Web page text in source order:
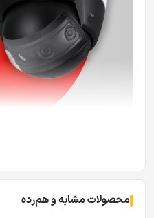
محصولات مشابه و هم‌رده